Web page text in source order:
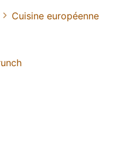
Cuisine européenne